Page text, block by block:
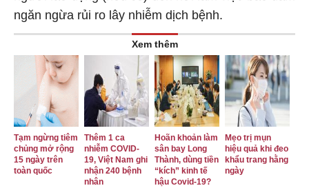
ngăn ngừa rủi ro lây nhiễm dịch bệnh.
Xem thêm
Tạm ngừng tiêm
chủng mở rộng
15 ngày trên
toàn quốc
Thêm 1 ca
nhiễm COVID-
19, Việt Nam ghi
nhận 240 bệnh
nhân
Hoãn khoản làm
sân bay Long
Thành, dùng tiền
“kích” kinh tế
hậu Covid-19?
Mẹo trị mụn
hiệu quả khi đeo
khẩu trang hằng
ngày